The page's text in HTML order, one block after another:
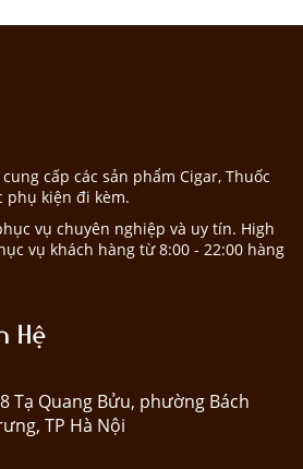
cấp các sản phẩm Cigar, Thuốc
phụ kiện đi kèm.
vụ chuyên nghiệp và uy tín. High
vụ khách hàng từ 8:00 - 22:00 hàng
Hệ
Tạ Quang Bửu, phường Bách
TP Hà Nội